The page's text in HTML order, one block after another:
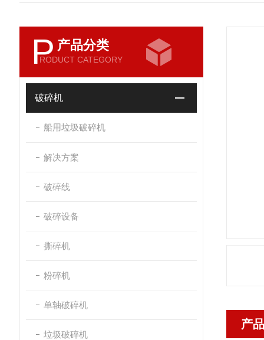
P 产品分类
RODUCT CATEGORY
破碎机
船用垃圾破碎机
解决方案
破碎线
破碎设备
撕碎机
粉碎机
单轴破碎机
垃圾破碎机
产